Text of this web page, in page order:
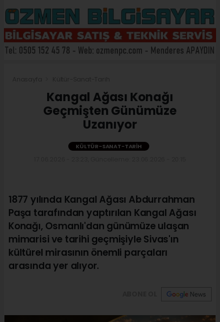
Kangal Ağası Konağı
Geçmişten Günümüze
Uzanıyor
KÜLTÜR-SANAT-TARIH
1877 yılında Kangal Ağası Abdurrahman
Paşa tarafından yaptırılan Kangal Ağası
Konağı, Osmanlı'dan günümüze ulaşan
mimarisi ve tarihi geçmişiyle Sivas'ın
kültürel mirasının önemli parçaları
arasında yer alıyor.